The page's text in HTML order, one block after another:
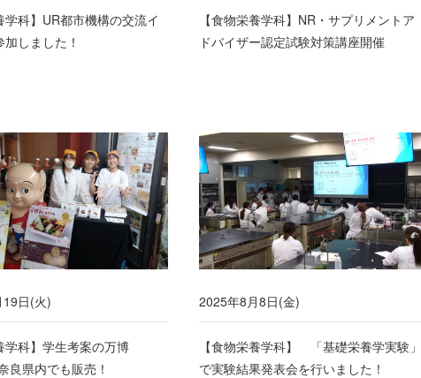
学科】UR都市機構の交流イ
しました！
【食物栄養学科】NR・サプリメントア
ドバイザー認定試験対策講座開催
日(火)
学科】学生考案の万博
良県内でも販売！
2025年8月8日(金)
【食物栄養学科】 「基礎栄養学実験」
で実験結果発表会を行いました！